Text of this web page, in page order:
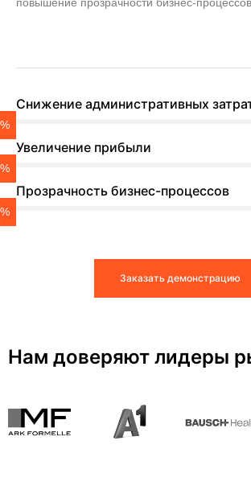
повышение прозрачности бизнес-
Снижение административных
Увеличение прибыли
Прозрачность бизнес-процессов
Заказать демонстрацию
Нам доверяют лидеры